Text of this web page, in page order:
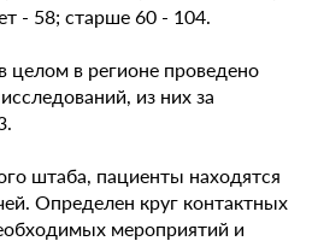
- 58; старше 60 - 104.
целом в регионе проведено
из них за
штаба, пациенты находятся
Определен круг контактных
мероприятий и